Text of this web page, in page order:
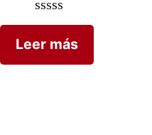
Valorado
en
0
de
Leer más